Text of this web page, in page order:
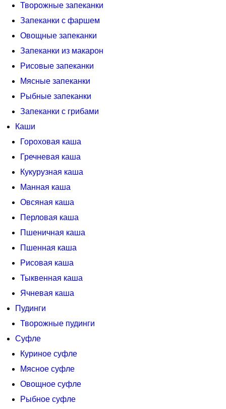
Творожные запеканки
Запеканки с фаршем
Овощные запеканки
Запеканки из макарон
Рисовые запеканки
Мясные запеканки
Рыбные запеканки
Запеканки с грибами
Каши
Гороховая каша
Гречневая каша
Кукурузная каша
Манная каша
Овсяная каша
Перловая каша
Пшеничная каша
Пшенная каша
Рисовая каша
Тыквенная каша
Ячневая каша
Пудинги
Творожные пудинги
Суфле
Куриное суфле
Мясное суфле
Овощное суфле
Рыбное суфле